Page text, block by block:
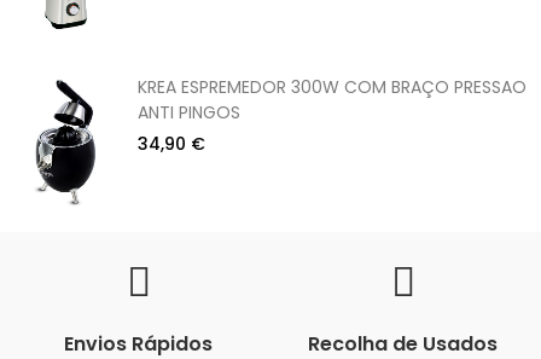
KREA ESPREMEDOR 300W COM BRAÇO PRESSAO
ANTI PINGOS
34,90 €
Envios Rápidos Recolha de Usados